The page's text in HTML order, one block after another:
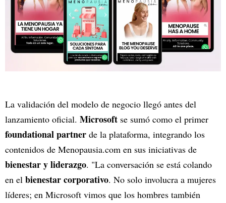
La validación del modelo de negocio llegó antes del
lanzamiento oficial. Microsoft se sumó como el primer
foundational partner de la plataforma, integrando los
contenidos de Menopausia.com en sus iniciativas de
bienestar y liderazgo. "La conversación se está colando
en el bienestar corporativo. No solo involucra a mujeres
líderes; en Microsoft vimos que los hombres también